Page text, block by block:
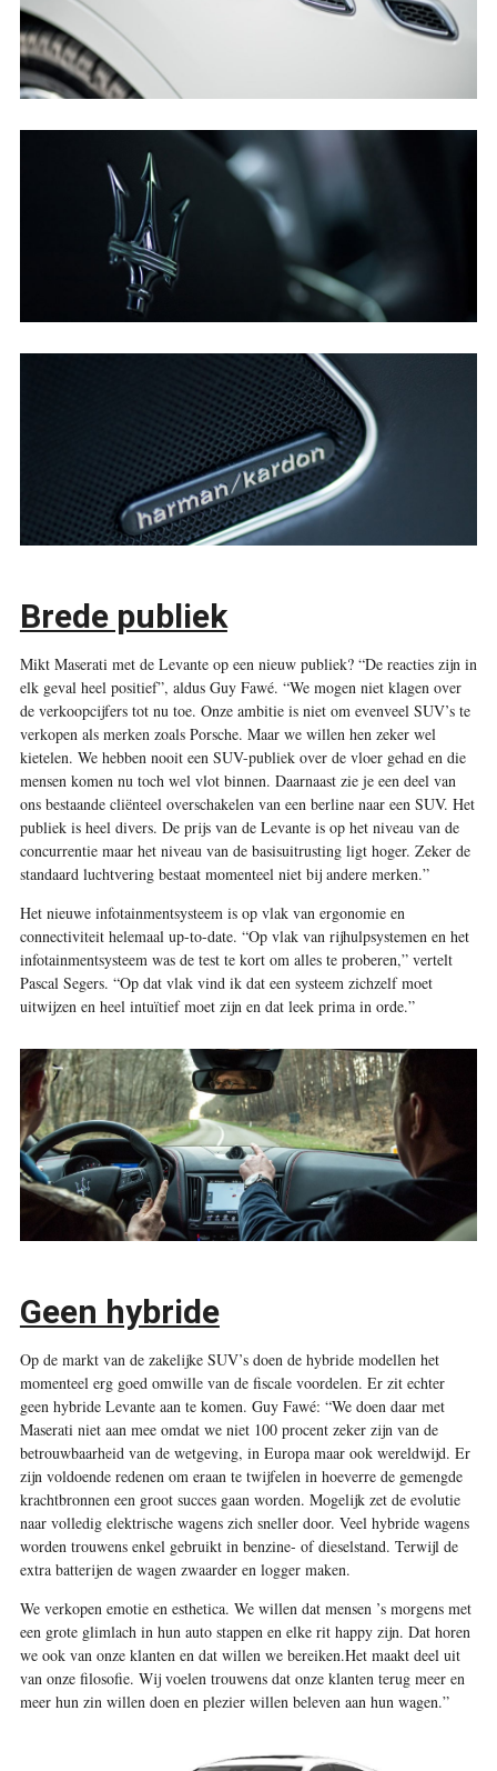
Brede publiek
Mikt Maserati met de Levante op een nieuw publiek? “De reacties zijn in
elk geval heel positief”, aldus Guy Fawé. “We mogen niet klagen over
de verkoopcijfers tot nu toe. Onze ambitie is niet om evenveel SUV’s te
verkopen als merken zoals Porsche. Maar we willen hen zeker wel
kietelen. We hebben nooit een SUV-publiek over de vloer gehad en die
mensen komen nu toch wel vlot binnen. Daarnaast zie je een deel van
ons bestaande cliënteel overschakelen van een berline naar een SUV. Het
publiek is heel divers. De prijs van de Levante is op het niveau van de
concurrentie maar het niveau van de basisuitrusting ligt hoger. Zeker de
standaard luchtvering bestaat momenteel niet bij andere merken.”
Het nieuwe infotainment­systeem is op vlak van ergonomie en
connectiviteit helemaal up-to-date. “Op vlak van rijhulp­systemen en het
infotainmentsysteem was de test te kort om alles te proberen,” vertelt
Pascal Segers. “Op dat vlak vind ik dat een systeem zichzelf moet
uitwijzen en heel intuïtief moet zijn en dat leek prima in orde.”
Geen hybride
Op de markt van de zakelijke SUV’s doen de hybride modellen het
momenteel erg goed omwille van de fiscale voordelen. Er zit echter
geen hybride Levante aan te komen. Guy Fawé: “We doen daar met
Maserati niet aan mee omdat we niet 100 procent zeker zijn van de
betrouwbaarheid van de wetgeving, in Europa maar ook wereldwijd. Er
zijn voldoende redenen om eraan te twijfelen in hoeverre de gemengde
krachtbronnen een groot succes gaan worden. Mogelijk zet de evolutie
naar volledig elektrische wagens zich sneller door. Veel hybride wagens
worden trouwens enkel gebruikt in ­benzine- of dieselstand. Terwijl de
extra batterijen de wagen zwaarder en logger maken.
We verkopen emotie en esthetica. We willen dat mensen ’s morgens met
een grote glimlach in hun auto stappen en elke rit happy zijn. Dat horen
we ook van onze klanten en dat willen we bereiken.Het maakt deel uit
van onze filosofie. Wij voelen trouwens dat onze klanten terug meer en
meer hun zin willen doen en plezier willen beleven aan hun wagen.”